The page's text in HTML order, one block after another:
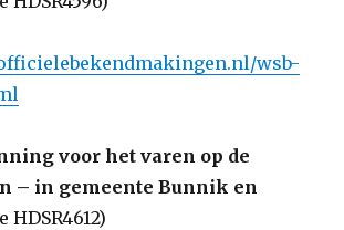
wsb-
voor het varen op de
– in gemeente Bunnik en
HDSR4612)